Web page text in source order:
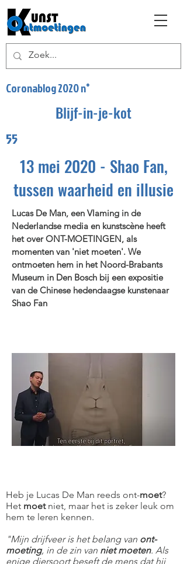
Coronablog 2020 n°
Blijf-in-je-kot
55
13 mei 2020 - Shao Fan,
tussen waarheid en illusie
Lucas De Man, een Vlaming in de
Nederlandse media en kunstscène heeft
het over ONT-MOETINGEN, als
momenten van 'niet moeten'. We
ontmoeten hem in het Noord-Brabants
Museum in Den Bosch bij een expositie
van de Chinese hedendaagse kunstenaar
Shao Fan
Heb je Lucas De Man reeds ont-moet?
Het moet niet, maar het is zeker leuk om
hem te leren kennen.
"Mijn drijfveer is het belang van ont-
moeting, in de zin van niet moeten. Als
enige diersoort beseft de mens dat hij